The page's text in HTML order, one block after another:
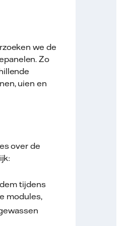
we de
Zo
uien en
over de
tijdens
modules,